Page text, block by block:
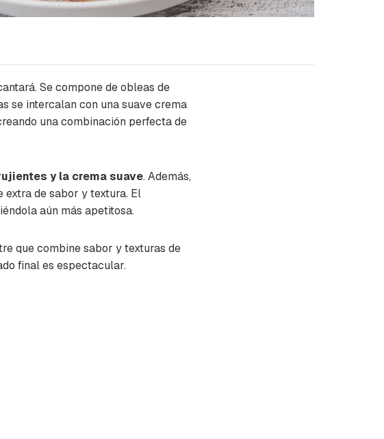
Se compone de obleas de
se intercalan con una suave crema
una combinación perfecta de
y la crema suave. Además,
extra de sabor y textura. El
aún más apetitosa.
que combine sabor y texturas de
final es espectacular.